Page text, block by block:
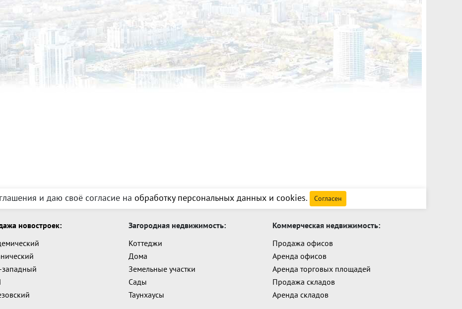
и даю своё согласие на обработку персональных данных и cookies. Согласен
новостроек:
Загородная недвижимость:
Коттеджи
Дома
Земельные участки
Сады
Таунхаусы
Коммерческая недвижимость:
Продажа офисов
Аренда офисов
Аренда торговых площадей
Продажа складов
Аренда складов